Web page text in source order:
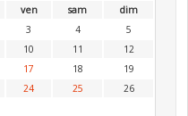
ven sam
dim
3 4
5
10 11
12
17 18
19
24 25
26